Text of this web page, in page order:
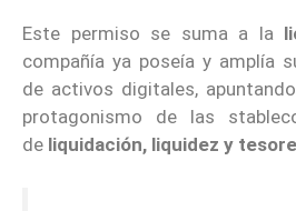
Este permiso se suma a la
compañía ya poseía y amplía
de activos digitales,
protagonismo de las
de liquidación, liquidez y